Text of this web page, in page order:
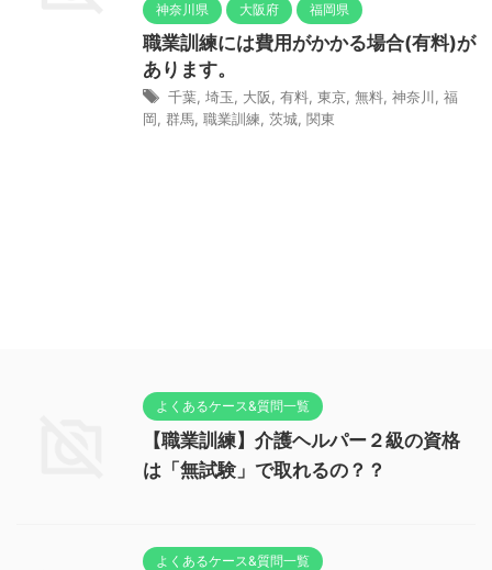
神奈川県 大阪府 福岡県
職業訓練には費用がかかる場合(有料)が
あります。
千葉 埼玉 大阪 有料 東京 無料 神奈川
福
岡 群馬 職業訓練 茨城 関東
よくあるケース&質問一覧
【職業訓練】介護ヘルパー２級の資格
は「無試験」で取れるの？？
よくあるケース&質問一覧